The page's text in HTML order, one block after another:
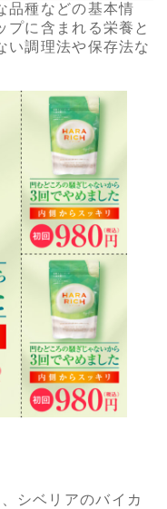
品種などの基本情
プに含まれる栄養と
い調理法や保存法な
シベリアのバイカ